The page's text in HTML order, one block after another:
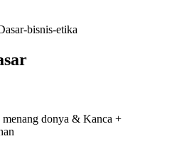
donya & Kanca +